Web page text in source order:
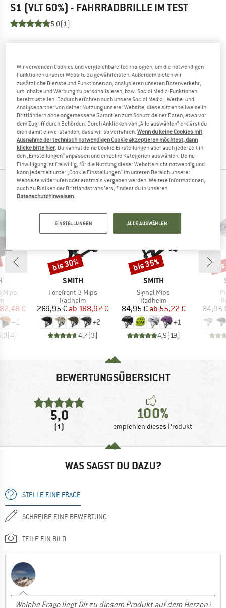
S1 (VLT 60%) - FAHRRADBRILLEIM TEST
5,0(1)
Geschunden und zermürben wollen?
Andere Bergfreunde freuen sich, Dein Feedback zu lesen -
teile es mit ihnen.
BEWERTUNG SCHREIBEN
PRODUKT KAUFEN
BELIEBTESTE PRODUKTE VON SMITH
Mips
Preis
€
+1
(4)
MARKE
SMITH
Artikel
Forefront 3 Mips
Produktgruppe
Radhelm
Preis
269,95 € reduzierter Preis
ab 188,97 €
+2
4,7(3)
Rabatt
bis 30%
MARKE
SMITH
Artikel
Signal Mips
Produktgruppe
Radhelm
Preis
84,95 € reduzierter Preis
ab 55,22 €
+1
4,9( 19)
Rabatt
bis 35%
84,95
BEWERTUNGSÜBERSICHT
5,0
(1)
100%
empfehlen dieses Produkt
WAS SAGST DU DAZU?
STELLE EINE FRAGE
SCHREIBE EINE BEWERTUNG
TEILE EIN BILD
Wir verwenden Cookies und vergleichbare Technologien, um die notwendigen
Funktionen unserer Website zu gewährleisten. Außerdem bieten wir
zusätzliche Dienste und Funktionen an, analysieren unseren Datenverkehr,
um Inhalte und Werbung zu personalisieren, bzw. Social Media-Funktionen
bereitzustellen. Dadurch erfahren auch unsere Social Media-, Werbe- und
Analysepartner von deiner Nutzung unserer Website; diese sitzen teilweise in
Drittländern ohne angemessene Garantien zum Schutz deiner Daten, etwa vor
dem Zugriff durch Behörden. Durch Anklicken von „Alle auswählen“ erklärst du
dich damit einverstanden, dass wir so verfahren.Wenn du keine Cookies mit
Ausnahme der technisch notwendigen Cookie akzeptieren möchtest, dann
klicke bitte hier . Du kannst deine Cookie Einstellungen aber auch jederzeit in
den „Einstellungen“ anpassen und einzelne Kategorien auswählen. Deine
Einwilligung ist freiwillig, für die Nutzung dieser Website nicht notwendig und
kann jederzeit unter „Cookie Einstellungen“ im unteren Bereich unserer
Webseite widerrufen oder erstmals vergeben werden. Weitere Informationen,
auch zu Risiken der Drittlandstransfers, findest du in unseren
Datenschutzhinweisen
EINSTELLUNGEN ALLE AUSWÄHLEN